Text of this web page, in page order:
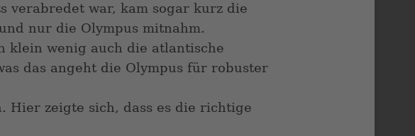
verabredet war, kam sogar kurz die
nur die Olympus mitnahm.
klein wenig auch die atlantische
das angeht die Olympus für robuster
Hier zeigte sich, dass es die richtige